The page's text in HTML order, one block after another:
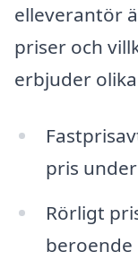
elleverantör
priser och
erbjuder
pris
Rörligt
beroende